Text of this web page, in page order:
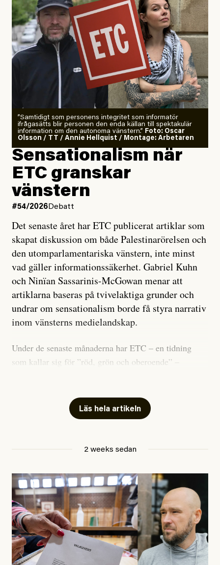
”Samtidigt som personens integritet som informatör
ifrågasätts blir personen den enda källan till spektakulär
information om den autonoma vänstern.” Foto: Oscar
Olsson / TT / Annie Hellquist / Montage: Arbetaren
Sensationalism när
ETC granskar
vänstern
#54/2026 Debatt
Det senaste året har ETC publicerat artiklar som
skapat diskussion om både Palestinarörelsen och
den utomparlamentariska vänstern, inte minst
vad gäller informationssäkerhet. Gabriel Kuhn
och Ninïan Sassarinis-McGowan menar att
artiklarna baseras på tvivelaktiga grunder och
undrar om sensationalism borde få styra narrativ
inom vänsterns medielandskap.
Under de senaste månaderna har ETC – en tidning
som kallar sig för ”röd, grön och oberoende” –
skriver för? Vad betyder det att vara en ”röd, grön och
oberoende” tidning? Och vad är egentligen bra
utpekas som israelisk infiltratör”. Enligt ingressen
handlar artikeln om en person vars ”bakgrund skapar
splittring och oro i rörelsen”. Problemet är att artikeln
skapar betydligt mer oro i palestinarörelsen – och den
oberoende vänstern – än den porträtterade personen
eller dess bakgrund.
Läs hela artikeln
2 weeks sedan